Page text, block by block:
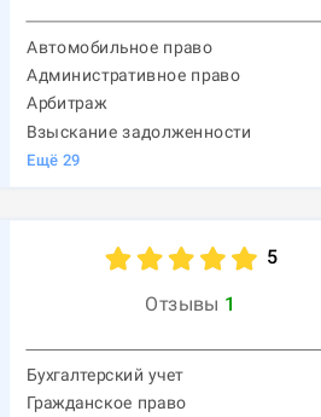
Автомобильное право
Административное право
Арбитраж
Взыскание задолженности
Ещё 29
5
Отзывы 1
Бухгалтерский учет
Гражданское право